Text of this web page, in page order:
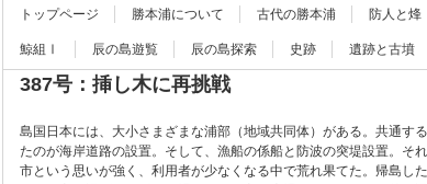
トップページ 勝本浦について 古代の勝本浦 防人と烽
鯨組Ⅰ 辰の島遊覧 辰の島探索 史跡 遺跡と古墳
387号：挿し木に再挑戦
島国日本には、大小さまざまな浦部（地域共同体）がある。共通す
たのが海岸道路の設置。そして、漁船の係船と防波の突堤設置。そ
市という思いが強く、利用者が少なくなる中で荒れ果てた。帰島し